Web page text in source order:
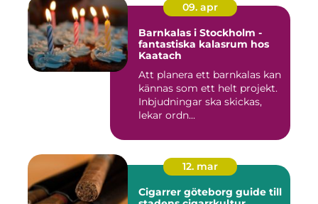
09. apr
Barnkalas i Stockholm -
fantastiska kalasrum hos
Kaatach
Att planera ett barnkalas kan
kännas som ett helt projekt.
Inbjudningar ska skickas,
lekar ordn...
12. mar
Cigarrer göteborg guide till